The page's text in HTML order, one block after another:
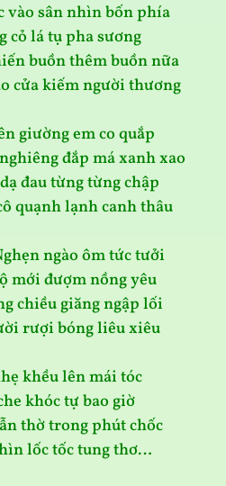
vào sân nhìn bốn phía
cỏ lá tụ pha sương
buồn thêm buồn nữa
cửa kiếm người thương
giường em co quắp
đắp má xanh xao
đau từng từng chập
quạnh lạnh canh thâu
ngào ôm tức tưởi
mới đượm nồng yêu
chiều giăng ngập lối
rượi bóng liêu xiêu
khều lên mái tóc
khóc tự bao giờ
thờ trong phút chốc
lốc tốc tung thơ…